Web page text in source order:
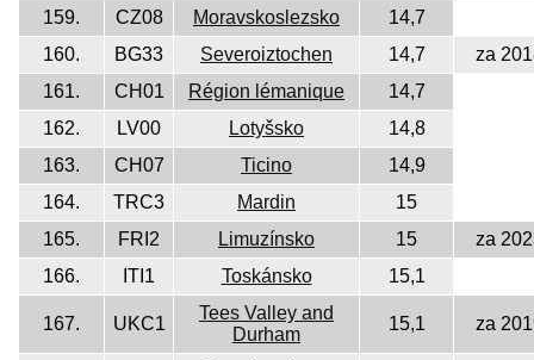
159.
CZ08 Moravskoslezsko
14,7
160.
BG33 Severoiztochen 14,7
za
161.
CH01 Région lémanique
14,7
162.
LV00 Lotyšsko
14,8
163.
CH07 Ticino
14,9
164.
TRC3 Mardin
15
165.
FRI2 Limuzínsko 15
za
166.
ITI1 Toskánsko 15,1
167. UKC1
Tees Valley and
Durham
15,1 za